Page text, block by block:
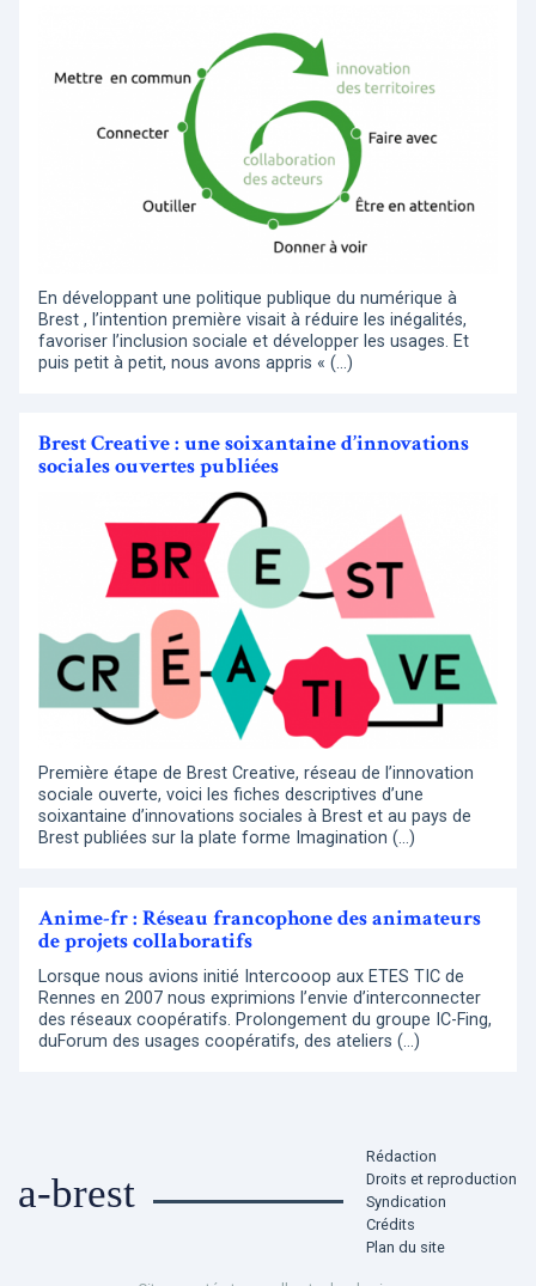
En développant une politique publique du numérique à
Brest , l’intention première visait à réduire les inégalités,
favoriser l’inclusion sociale et développer les usages. Et
puis petit à petit, nous avons appris « (…)
Brest Creative : une soixantaine d’innovations
sociales ouvertes publiées
Première étape de Brest Creative, réseau de l’innovation
sociale ouverte, voici les fiches descriptives d’une
soixantaine d’innovations sociales à Brest et au pays de
Brest publiées sur la plate forme Imagination (…)
Anime-fr : Réseau francophone des animateurs
de projets collaboratifs
Lorsque nous avions initié Intercooop aux ETES TIC de
Rennes en 2007 nous exprimions l’envie d’interconnecter
des réseaux coopératifs. Prolongement du groupe IC-Fing,
duForum des usages coopératifs, des ateliers (…)
a-brest
Rédaction
Droits et reproduction
Syndication
Crédits
Plan du site